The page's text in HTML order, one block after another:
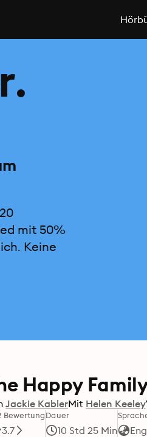
mit 50%
Keine
Happy
Jackie KablerMit Helen Keeley
Bewertung
3.7
Dauer
10 Std 25 Min